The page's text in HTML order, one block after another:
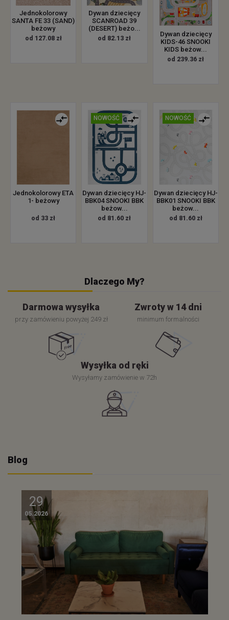
Jednokolorowy
SANTA FE 33 (SAND)
beżowy
od 127.08 zł
Dywan dziecięcy
SCANROAD 39
(DESERT) beżo...
od 82.13 zł
Dywan dziecięcy
KIDS-46 SNOOKI
KIDS beżow...
od 239.36 zł
Jednokolorowy ETA
1- beżowy
od 33 zł
NOWOŚĆ
Dywan dziecięcy HJ-
BBK04 SNOOKI BBK
beżow...
od 81.60 zł
NOWOŚĆ
Dywan dziecięcy HJ-
BBK01 SNOOKI BBK
beżow...
od 81.60 zł
Dlaczego My?
Darmowa wysyłka
przy zamówieniu powyżej 249 zł
Zwroty w 14 dni
minimum formalności
Wysyłka od ręki
Wysyłamy zamówienie w 72h
Blog
29
05.2026